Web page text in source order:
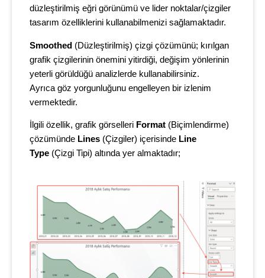
düzleştirilmiş eğri görünümü ve lider noktalar/çizgiler
tasarım özelliklerini kullanabilmenizi sağlamaktadır.
Smoothed (Düzleştirilmiş) çizgi çözümünü; kırılgan
grafik çizgilerinin önemini yitirdiği, değişim yönlerinin
yeterli görüldüğü analizlerde kullanabilirsiniz.
Ayrıca göz yorgunluğunu engelleyen bir izlenim
vermektedir.
İlgili özellik, grafik görselleri Format (Biçimlendirme)
çözümünde Lines (Çizgiler) içerisinde Line
Type (Çizgi Tipi) altında yer almaktadır;